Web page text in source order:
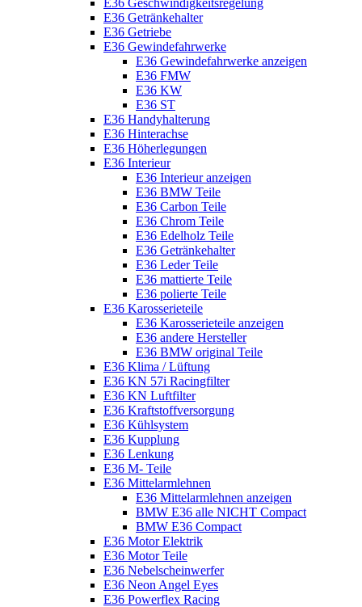
E36 Geschwindigkeitsregelung
E36 Getränkehalter
E36 Getriebe
E36 Gewindefahrwerke
E36 Gewindefahrwerke anzeigen
E36 FMW
E36 KW
E36 ST
E36 Handyhalterung
E36 Hinterachse
E36 Höherlegungen
E36 Interieur
E36 Interieur anzeigen
E36 BMW Teile
E36 Carbon Teile
E36 Chrom Teile
E36 Edelholz Teile
E36 Getränkehalter
E36 Leder Teile
E36 mattierte Teile
E36 polierte Teile
E36 Karosserieteile
E36 Karosserieteile anzeigen
E36 andere Hersteller
E36 BMW original Teile
E36 Klima / Lüftung
E36 KN 57i Racingfilter
E36 KN Luftfilter
E36 Kraftstoffversorgung
E36 Kühlsystem
E36 Kupplung
E36 Lenkung
E36 M- Teile
E36 Mittelarmlehnen
E36 Mittelarmlehnen anzeigen
BMW E36 alle NICHT Compact
BMW E36 Compact
E36 Motor Elektrik
E36 Motor Teile
E36 Nebelscheinwerfer
E36 Neon Angel Eyes
E36 Powerflex Racing